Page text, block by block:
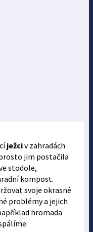
ježciv zahradách
jim postačila
stodole,
kompost.
svoje okrasné
problémy a jejich
hromada